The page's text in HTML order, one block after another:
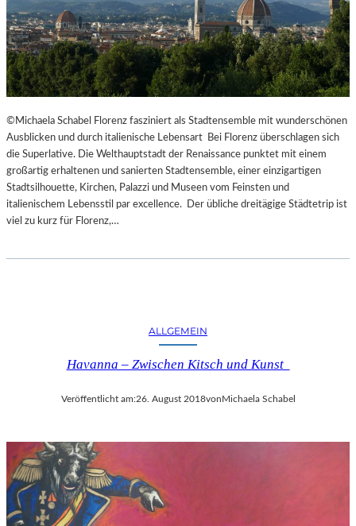
©Michaela Schabel Florenz fasziniert als Stadtensemble mit wunderschönen
Ausblicken und durch italienische Lebensart Bei Florenz überschlagen sich
die Superlative. Die Welthauptstadt der Renaissance punktet mit einem
großartig erhaltenen und sanierten Stadtensemble, einer einzigartigen
Stadtsilhouette, Kirchen, Palazzi und Museen vom Feinsten und
italienischem Lebensstil par excellence. Der übliche dreitägige Städtetrip ist
viel zu kurz für Florenz,…
ALLGEMEIN
Havanna – Zwischen Kitsch und Kunst
Veröffentlicht am:26. August 2018vonMichaela Schabel